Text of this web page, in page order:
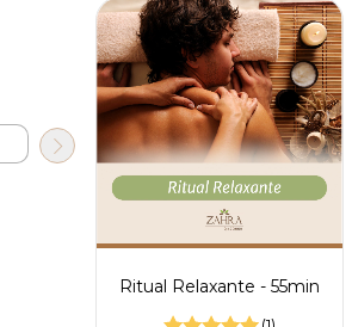
Ritual Relaxante - 55min